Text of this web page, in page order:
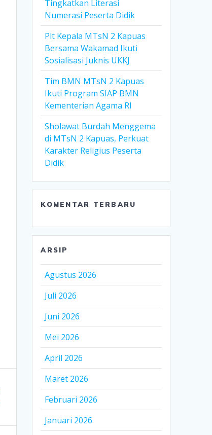
Tingkatkan Literasi
Numerasi Peserta Didik
Plt Kepala MTsN 2 Kapuas
Bersama Wakamad Ikuti
Sosialisasi Juknis UKKJ
Tim BMN MTsN 2 Kapuas
Ikuti Program SIAP BMN
Kementerian Agama RI
Sholawat Burdah Menggema
di MTsN 2 Kapuas, Perkuat
Karakter Religius Peserta
Didik
KOMENTAR TERBARU
ARSIP
Agustus 2026
Juli 2026
Juni 2026
Mei 2026
April 2026
Maret 2026
Februari 2026
Januari 2026